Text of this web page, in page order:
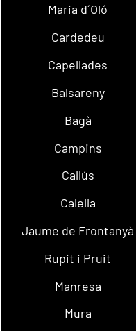
Maria d´Oló
Cardedeu
Capellades
Balsareny
Bagà
Campins
Callús
Calella
Jaume de Frontanyà
Rupit i Pruit
Manresa
Mura